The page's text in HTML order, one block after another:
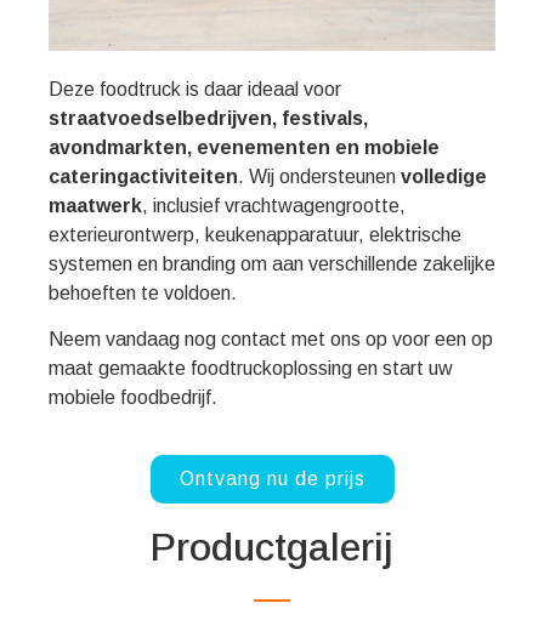
Deze foodtruck is daar ideaal voor
straatvoedselbedrijven, festivals,
avondmarkten, evenementen en mobiele
cateringactiviteiten. Wij ondersteunen volledige
maatwerk, inclusief vrachtwagengrootte,
exterieurontwerp, keukenapparatuur, elektrische
systemen en branding om aan verschillende zakelijke
behoeften te voldoen.
Neem vandaag nog contact met ons op voor een op
maat gemaakte foodtruckoplossing en start uw
mobiele foodbedrijf.
Ontvang nu de prijs
Productgalerij